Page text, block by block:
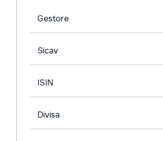
Gestore
Sicav
ISIN
Divisa